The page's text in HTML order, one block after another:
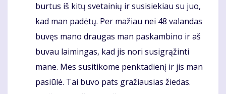
burtus iš kitų svetainių ir susisiekiau su juo,
kad man padėtų. Per mažiau nei 48 valandas
buvęs mano draugas man paskambino ir aš
buvau laimingas, kad jis nori susigrąžinti
mane. Mes susitikome penktadienį ir jis man
pasiūlė. Tai buvo pats gražiausias žiedas.